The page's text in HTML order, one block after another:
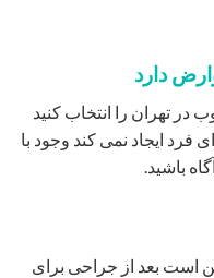
دارد
تهران را انتخاب کنید
ایجاد نمی کند وجود با
باشید.
بعد از جراحی برای